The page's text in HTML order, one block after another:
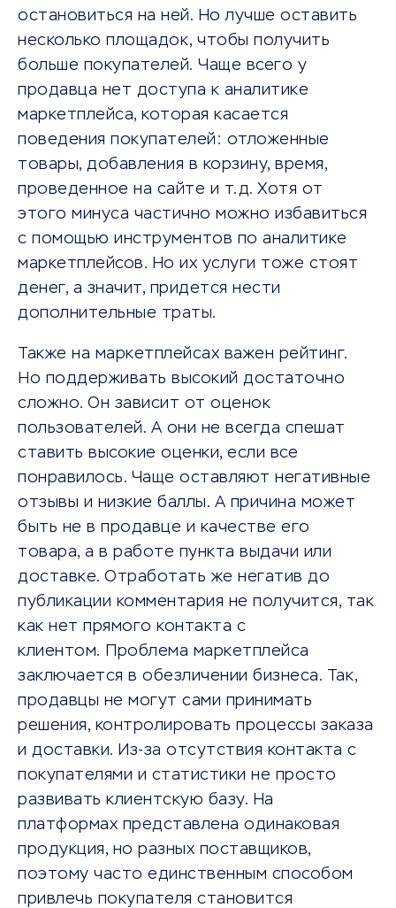
остановиться на ней. Но лучше оставить
несколько площадок, чтобы получить
больше покупателей. Чаще всего у
продавца нет доступа к аналитике
маркетплейса, которая касается
поведения покупателей: отложенные
товары, добавления в корзину, время,
проведенное на сайте и т.д. Хотя от
этого минуса частично можно избавиться
с помощью инструментов по аналитике
маркетплейсов. Но их услуги тоже стоят
денег, а значит, придется нести
дополнительные траты.
Также на маркетплейсах важен рейтинг.
Но поддерживать высокий достаточно
сложно. Он зависит от оценок
пользователей. А они не всегда спешат
ставить высокие оценки, если все
понравилось. Чаще оставляют негативные
отзывы и низкие баллы. А причина может
быть не в продавце и качестве его
товара, а в работе пункта выдачи или
доставке. Отработать же негатив до
публикации комментария не получится, так
как нет прямого контакта с
клиентом. Проблема маркетплейса
заключается в обезличении бизнеса. Так,
продавцы не могут сами принимать
решения, контролировать процессы заказа
и доставки. Из-за отсутствия контакта с
покупателями и статистики не просто
развивать клиентскую базу. На
платформах представлена одинаковая
продукция, но разных поставщиков,
поэтому часто единственным способом
привлечь покупателя становится